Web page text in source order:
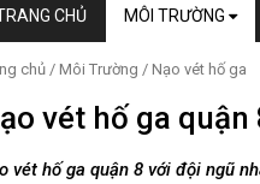
CHỦ MÔI TRƯỜNG
chủ/ Môi Trường / Nạo vét hố ga
vét hố ga
vét hố ga quận 8 với đội ngũ